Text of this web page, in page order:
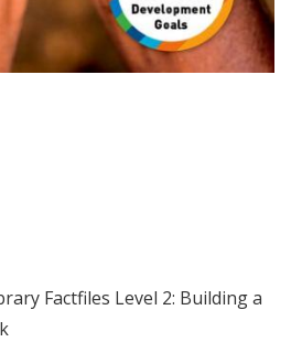
Factfiles Level 2: Building a